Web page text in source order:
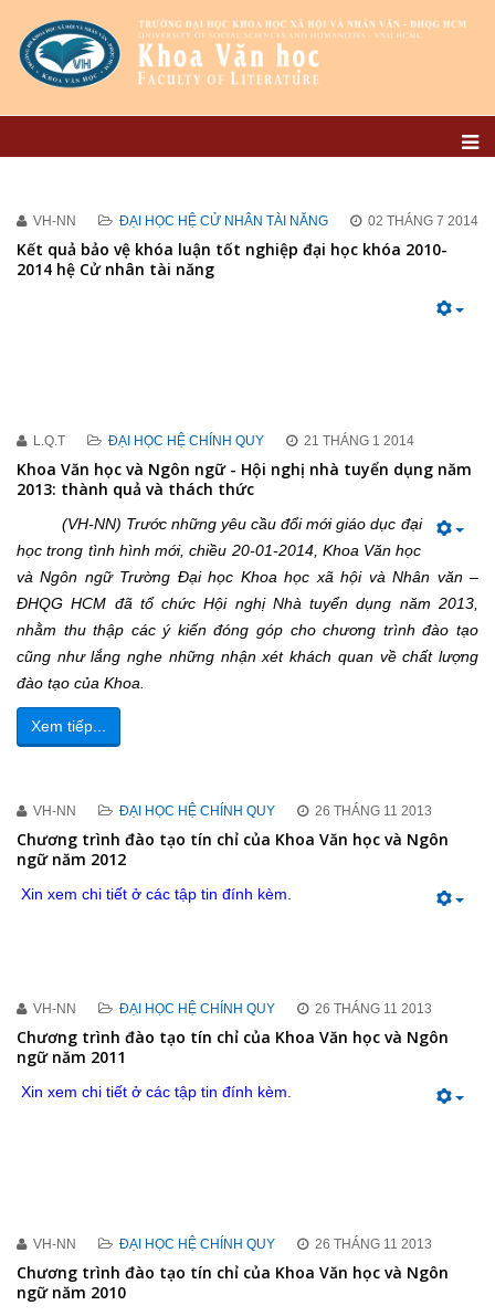
VH-NN ĐẠI HỌC HỆ CỬ NHÂN TÀI NĂNG 02 THÁNG 7 2014
Kết quả bảo vệ khóa luận tốt nghiệp đại học khóa 2010-
2014 hệ Cử nhân tài năng
L.Q.T ĐẠI HỌC HỆ CHÍNH QUY 21 THÁNG 1 2014
Khoa Văn học và Ngôn ngữ - Hội nghị nhà tuyển dụng năm
2013: thành quả và thách thức
(VH-NN) Trước những yêu cầu đổi mới giáo dục đại
học trong tình hình mới, chiều 20-01-2014, Khoa Văn học
và Ngôn ngữ Trường Đại học Khoa học xã hội và Nhân văn –
ĐHQG HCM đã tổ chức Hội nghị Nhà tuyển dụng năm 2013,
nhằm thu thập các ý kiến đóng góp cho chương trình đào tạo
cũng như lắng nghe những nhận xét khách quan về chất lượng
đào tạo của Khoa.
Xem tiếp...
VH-NN ĐẠI HỌC HỆ CHÍNH QUY 26 THÁNG 11 2013
Chương trình đào tạo tín chỉ của Khoa Văn học và Ngôn
ngữ năm 2012
Xin xem chi tiết ở các tập tin đính kèm.
VH-NN ĐẠI HỌC HỆ CHÍNH QUY 26 THÁNG 11 2013
Chương trình đào tạo tín chỉ của Khoa Văn học và Ngôn
ngữ năm 2011
Xin xem chi tiết ở các tập tin đính kèm.
VH-NN ĐẠI HỌC HỆ CHÍNH QUY 26 THÁNG 11 2013
Chương trình đào tạo tín chỉ của Khoa Văn học và Ngôn
ngữ năm 2010